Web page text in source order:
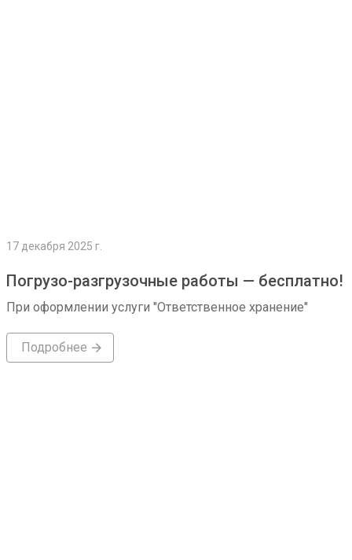
17 декабря 2025 г.
Погрузо-разгрузочные работы — бесплатно!
При оформлении услуги "Ответственное хранение"
Подробнее